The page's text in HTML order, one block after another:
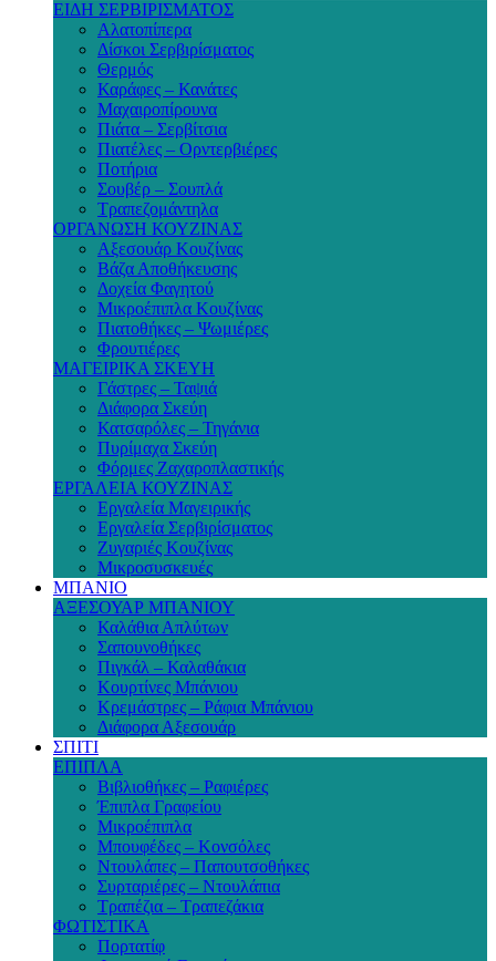
ΕΙΔΗ ΣΕΡΒΙΡΙΣΜΑΤΟΣ
Αλατοπίπερα
Δίσκοι Σερβιρίσματος
Θερμός
Καράφες – Κανάτες
Μαχαιροπίρουνα
Πιάτα – Σερβίτσια
Πιατέλες – Ορντερβιέρες
Ποτήρια
Σουβέρ – Σουπλά
Τραπεζομάντηλα
ΟΡΓΑΝΩΣΗ ΚΟΥΖΙΝΑΣ
Αξεσουάρ Κουζίνας
Βάζα Αποθήκευσης
Δοχεία Φαγητού
Μικροέπιπλα Κουζίνας
Πιατοθήκες – Ψωμιέρες
Φρουτιέρες
ΜΑΓΕΙΡΙΚΑ ΣΚΕΥΗ
Γάστρες – Ταψιά
Διάφορα Σκεύη
Κατσαρόλες – Τηγάνια
Πυρίμαχα Σκεύη
Φόρμες Ζαχαροπλαστικής
ΕΡΓΑΛΕΙΑ ΚΟΥΖΙΝΑΣ
Εργαλεία Μαγειρικής
Εργαλεία Σερβιρίσματος
Ζυγαριές Κουζίνας
Μικροσυσκευές
ΜΠΑΝΙΟ
ΑΞΕΣΟΥΑΡ ΜΠΑΝΙΟΥ
Καλάθια Απλύτων
Σαπουνοθήκες
Πιγκάλ – Καλαθάκια
Κουρτίνες Μπάνιου
Κρεμάστρες – Ράφια Μπάνιου
Διάφορα Αξεσουάρ
ΣΠΙΤΙ
ΕΠΙΠΛΑ
Βιβλιοθήκες – Ραφιέρες
Έπιπλα Γραφείου
Μικροέπιπλα
Μπουφέδες – Κονσόλες
Ντουλάπες – Παπουτσοθήκες
Συρταριέρες – Ντουλάπια
Τραπέζια – Τραπεζάκια
ΦΩΤΙΣΤΙΚΑ
Πορτατίφ